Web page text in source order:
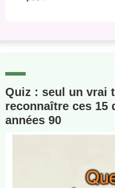
Quiz : seul un vrai
reconnaître ces 15
années 90